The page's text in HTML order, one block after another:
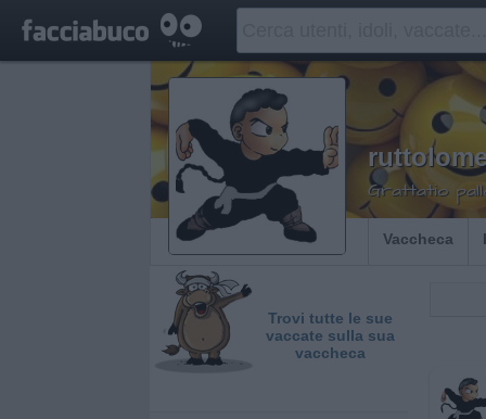
Grattatio
Vaccheca
Trovi tutte le sue
vaccate sulla sua
vaccheca